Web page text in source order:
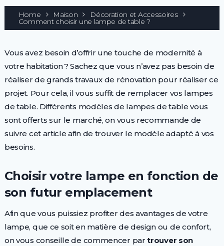
Home Maison Décoration et Accessoires
Comment choisir une lampe de table ?
Vous avez besoin d’offrir une touche de modernité à
votre habitation ? Sachez que vous n’avez pas besoin de
réaliser de grands travaux de rénovation pour réaliser ce
projet. Pour cela, il vous suffit de remplacer vos lampes
de table. Différents modèles de lampes de table vous
sont offerts sur le marché, on vous recommande de
suivre cet article afin de trouver le modèle adapté à vos
besoins.
Choisir votre lampe en fonction de
son futur emplacement
Afin que vous puissiez profiter des avantages de votre
lampe, que ce soit en matière de design ou de confort,
on vous conseille de commencer partrouver son